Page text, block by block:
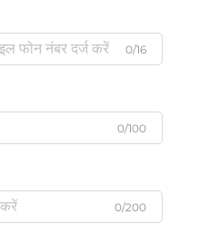
0/16
0/100
0/200